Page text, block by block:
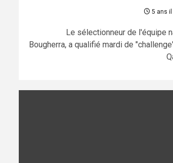
5 ans il
Le sélectionneur de l'équipe
Bougherra, a qualifié mardi de